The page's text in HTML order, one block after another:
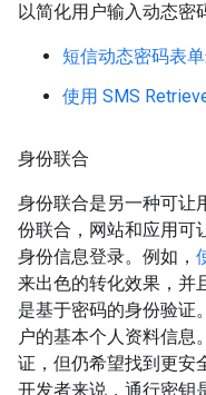
以简化用户输入动态密
短信动态密码表
使用 SMS
身份联合
身份联合是另一种可让
份联合，网站和应用可
身份信息登录。例如，
来出色的转化效果，并
是基于密码的身份验证
户的基本个人资料信息
证，但仍希望找到更安
开发者来说，通行密钥